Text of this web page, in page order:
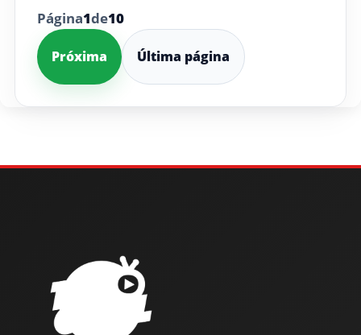
Página1de10
Próxima Última página